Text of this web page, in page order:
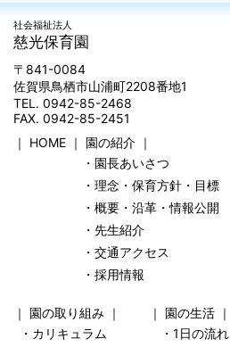
社会福祉法人
慈光保育園
〒841-0084
佐賀県鳥栖市山浦町2208番地1
TEL. 0942-85-2468
FAX. 0942-85-2451
｜ HOME ｜ 園の紹介 ｜
・園長あいさつ
・理念・保育方針・目標
・概要・沿革・情報公開
・先生紹介
・交通アクセス
・採用情報
｜ 園の取り組み ｜ ｜ 園の生活 ｜
・カリキュラム
・1日の流れ